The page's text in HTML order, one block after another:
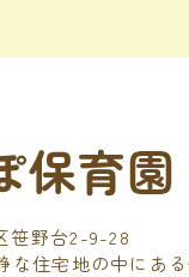
保育園
笹野台2-9-28
な住宅地の中にあ